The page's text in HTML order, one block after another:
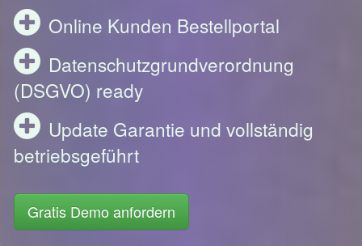
Online Kunden Bestellportal
Datenschutzgrundverordnung
(DSGVO) ready
Update Garantie und vollständig
betriebsgeführt
Gratis Demo anfordern